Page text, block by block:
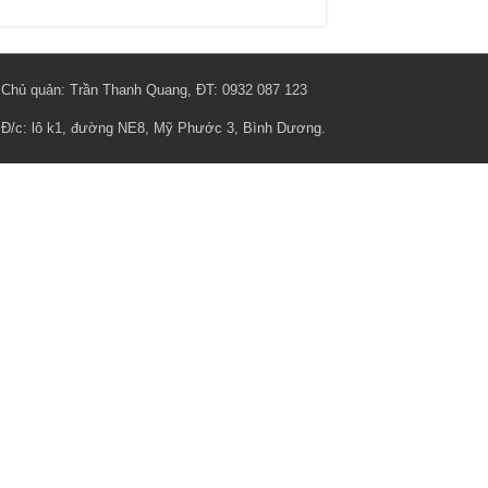
Chủ quản: Trần Thanh Quang, ĐT: 0932 087 123
Đ/c: lô k1, đường NE8, Mỹ Phước 3, Bình Dương.